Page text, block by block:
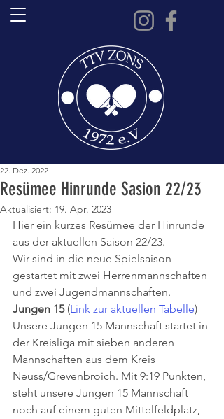
Resümee Hinrunde Sasion 22/23
22. Dez. 2022
Aktualisiert: 19. Apr. 2023
Hier ein kurzes Resümee der Hinrunde
aus der aktuellen Saison 22/23.
Wir sind in die neue Spielsaison
gestartet mit zwei Herrenmannschaften
und zwei Jugendmannschaften.
Jungen 15 (Link zur aktuellen Tabelle)
Unsere Jungen 15 Mannschaft startet in
der Kreisliga mit sieben anderen
Mannschaften aus dem Kreis
Neuss/Grevenbroich. Mit 9:19 Punkten,
steht unsere Jungen 15 Mannschaft
noch auf einem guten Mittelfeldplatz,